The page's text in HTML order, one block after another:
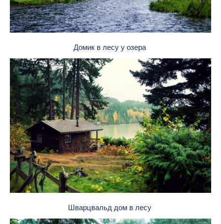
Домик в лесу у озера
Шварцвальд дом в лесу